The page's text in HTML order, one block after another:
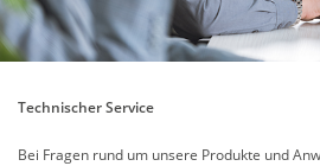
Technischer Service
Bei Fragen rund um unsere Produkte und